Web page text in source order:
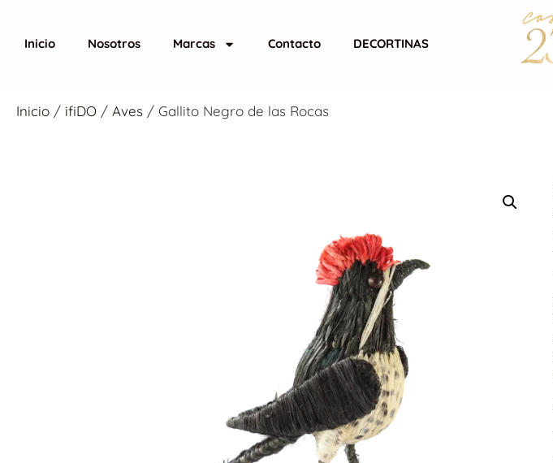
Inicio Nosotros Marcas Contacto DECORTINAS
Inicio / ifiDO / Aves / Gallito Negro de las Rocas